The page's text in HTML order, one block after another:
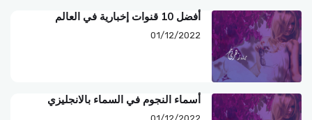
أفضل 10 قنوات إخبارية في العالم
01/12/2022
أسماء النجوم في السماء بالانجليزي